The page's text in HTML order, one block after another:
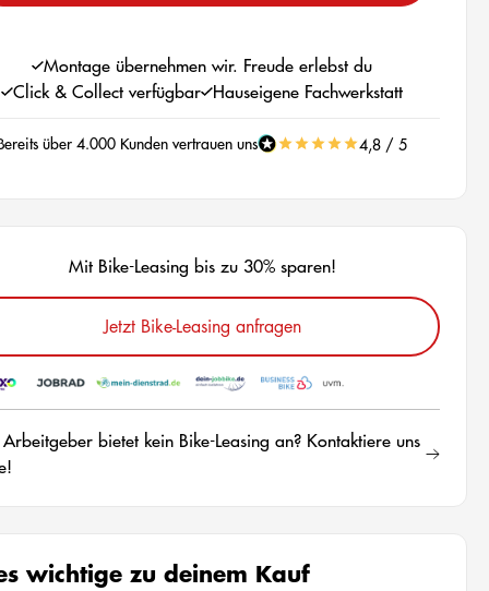
Montage übernehmen wir. Freude erlebst du
Click & Collect verfügbar Hauseigene Fachwerkstatt
über 4.000 Kunden vertrauen uns 4,8 / 5
Mit Bike-Leasing bis zu 30% sparen!
Jetzt Bike-Leasing anfragen
bietet kein Bike-Leasing an? Kontaktiere uns
wichtige zu deinem Kauf